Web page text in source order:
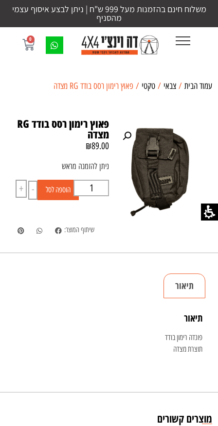
משלוח חינם בהזמנות מעל 999 ש"ח | ניתן לבצע איסוף עצמי
מהסניף
0
עמוד הבית / צבאי / טקטי / פאוץ רימון רסס בודד RG מצדה
פאוץ רימון רסס בודד RG
מצדה
₪89.00
ניתן להזמנה מראש
-
+ הוספה לסל
שיתוף המוצר:
תיאור
תיאור
פונדה רימון בודד
תוצרת מצדה
מוצרים קשורים